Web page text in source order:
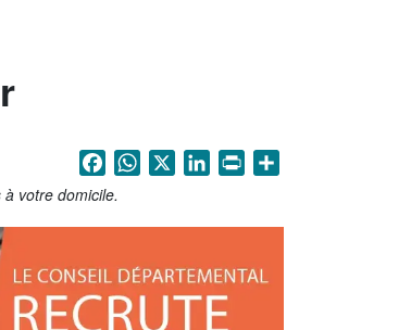
FacebookWhatsApp
X LinkedIn
Print
votre domicile.